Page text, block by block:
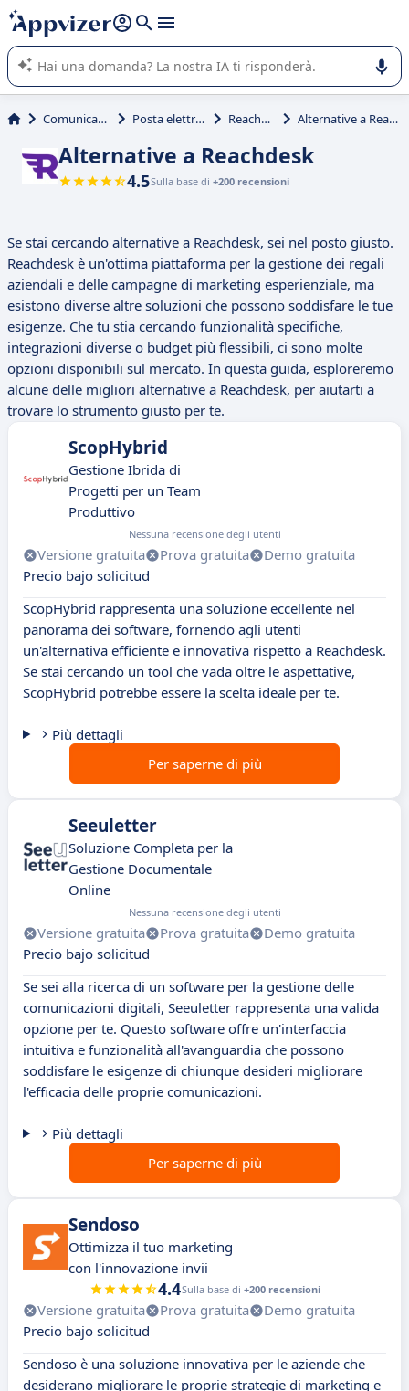
righe con
shift + enter
L'IA di Appvizer vi guida nell'utilizzo o nella scelta di un
software SaaS per la vostra azienda.
Comunicazione Posta elettronica Reachdesk Alternative a Reachdesk
Alternative a Reachdesk
4.5Sulla base di +200 recensioni
Se stai cercando alternative a Reachdesk, sei nel posto giusto.
Reachdesk è un'ottima piattaforma per la gestione dei regali
aziendali e delle campagne di marketing esperienziale, ma
esistono diverse altre soluzioni che possono soddisfare le tue
esigenze. Che tu stia cercando funzionalità specifiche,
integrazioni diverse o budget più flessibili, ci sono molte
opzioni disponibili sul mercato. In questa guida, esploreremo
alcune delle migliori alternative a Reachdesk, per aiutarti a
trovare lo strumento giusto per te.
ScopHybrid
Gestione Ibrida di
Progetti per un Team
Produttivo
Nessuna recensione degli utenti
Versione gratuita Prova gratuita
Demo gratuita
Precio bajo solicitud
ScopHybrid rappresenta una soluzione eccellente nel
panorama dei software, fornendo agli utenti
un'alternativa efficiente e innovativa rispetto a Reachdesk.
Se stai cercando un tool che vada oltre le aspettative,
ScopHybrid potrebbe essere la scelta ideale per te.
Più dettagli
Per saperne di più
Seeuletter
Soluzione Completa per la
Gestione Documentale
Online
Nessuna recensione degli utenti
Versione gratuita Prova gratuita
Demo gratuita
Precio bajo solicitud
Se sei alla ricerca di un software per la gestione delle
comunicazioni digitali, Seeuletter rappresenta una valida
opzione per te. Questo software offre un'interfaccia
intuitiva e funzionalità all'avanguardia che possono
soddisfare le esigenze di chiunque desideri migliorare
l'efficacia delle proprie comunicazioni.
Più dettagli
Per saperne di più
Sendoso
Ottimizza il tuo marketing
con l'innovazione invii
4.4Sulla base di +200 recensioni
Versione gratuita Prova gratuita
Demo gratuita
Precio bajo solicitud
Sendoso è una soluzione innovativa per le aziende che
desiderano migliorare le proprie strategie di marketing e